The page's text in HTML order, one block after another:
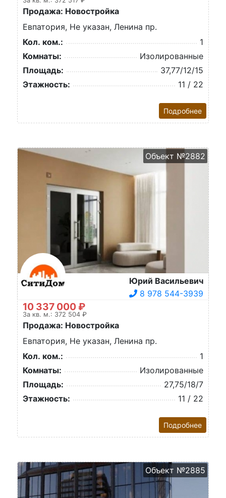
Продажа: Новостройка
Евпатория, Не указан, Ленина пр.
Кол. ком.:
1
Комнаты:
Изолированные
Площадь:
37,77/12/15
Этажность:
11 / 22
Подробнее
Объект №2882
Юрий Васильевич
8 978 544-3939
10 337 000 ₽
За кв. м.: 372 504 ₽
Продажа: Новостройка
Евпатория, Не указан, Ленина пр.
Кол. ком.:
1
Комнаты:
Изолированные
Площадь:
27,75/18/7
Этажность:
11 / 22
Подробнее
Объект №2885